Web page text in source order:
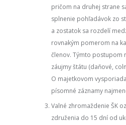
pričom na druhej strane
splnenie pohľadávok zo
a zostatok sa rozdelí
rovnakým pomerom na
členov. Týmto postupom
záujmy štátu (daňové,
O majetkovom
písomné záznamy
Valné zhromaždenie ŠK
združenia do 15 dní od